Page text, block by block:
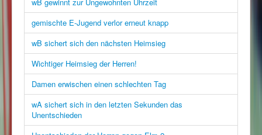
wB gewinnt zur Ungewohnten Uhrzeit
gemischte E-Jugend verlor erneut knapp
wB sichert sich den nächsten Heimsieg
Wichtiger Heimsieg der Herren!
Damen erwischen einen schlechten Tag
wA sichert sich in den letzten Sekunden das
Unentschieden